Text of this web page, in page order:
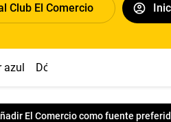
Club El Comercio
azul Dólar
El Comercio como fuente